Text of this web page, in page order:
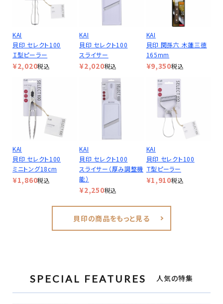
KAI
貝印 セレクト100
Ｉ型ピーラー
¥2,020税込
KAI
貝印 セレクト100
スライサー
¥2,020税込
KAI
貝印 関孫六 木蓮三徳
165mm
¥9,350税込
KAI
貝印 セレクト100
ミニトング18cm
¥1,860税込
KAI
貝印 セレクト100
スライサー（厚み調整機
能）
¥2,250税込
KAI
貝印 セレクト100
Ｔ型ピーラー
¥1,910税込
貝印の商品をもっと見る
SPECIAL FEATURES 人気の特集